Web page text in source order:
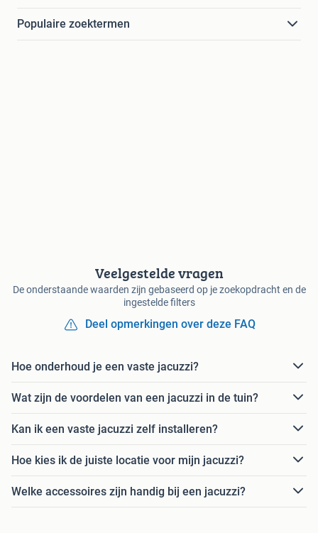
Populaire zoektermen
Veelgestelde vragen
De onderstaande waarden zijn gebaseerd op je zoekopdracht en de
ingestelde filters
Deel opmerkingen over deze FAQ
Hoe onderhoud je een vaste jacuzzi?
Wat zijn de voordelen van een jacuzzi in de tuin?
Kan ik een vaste jacuzzi zelf installeren?
Hoe kies ik de juiste locatie voor mijn jacuzzi?
Welke accessoires zijn handig bij een jacuzzi?